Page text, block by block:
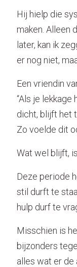
Hij hielp die
maken. Alleen
later, kan ik
er nog niet,
Een vriendin
“Als je
dicht, blijft het
Zo voelde dit
Wat wel blijft,
Deze periode
stil durft te
hulp durf te
Misschien is
bijzonders
alles wat er de